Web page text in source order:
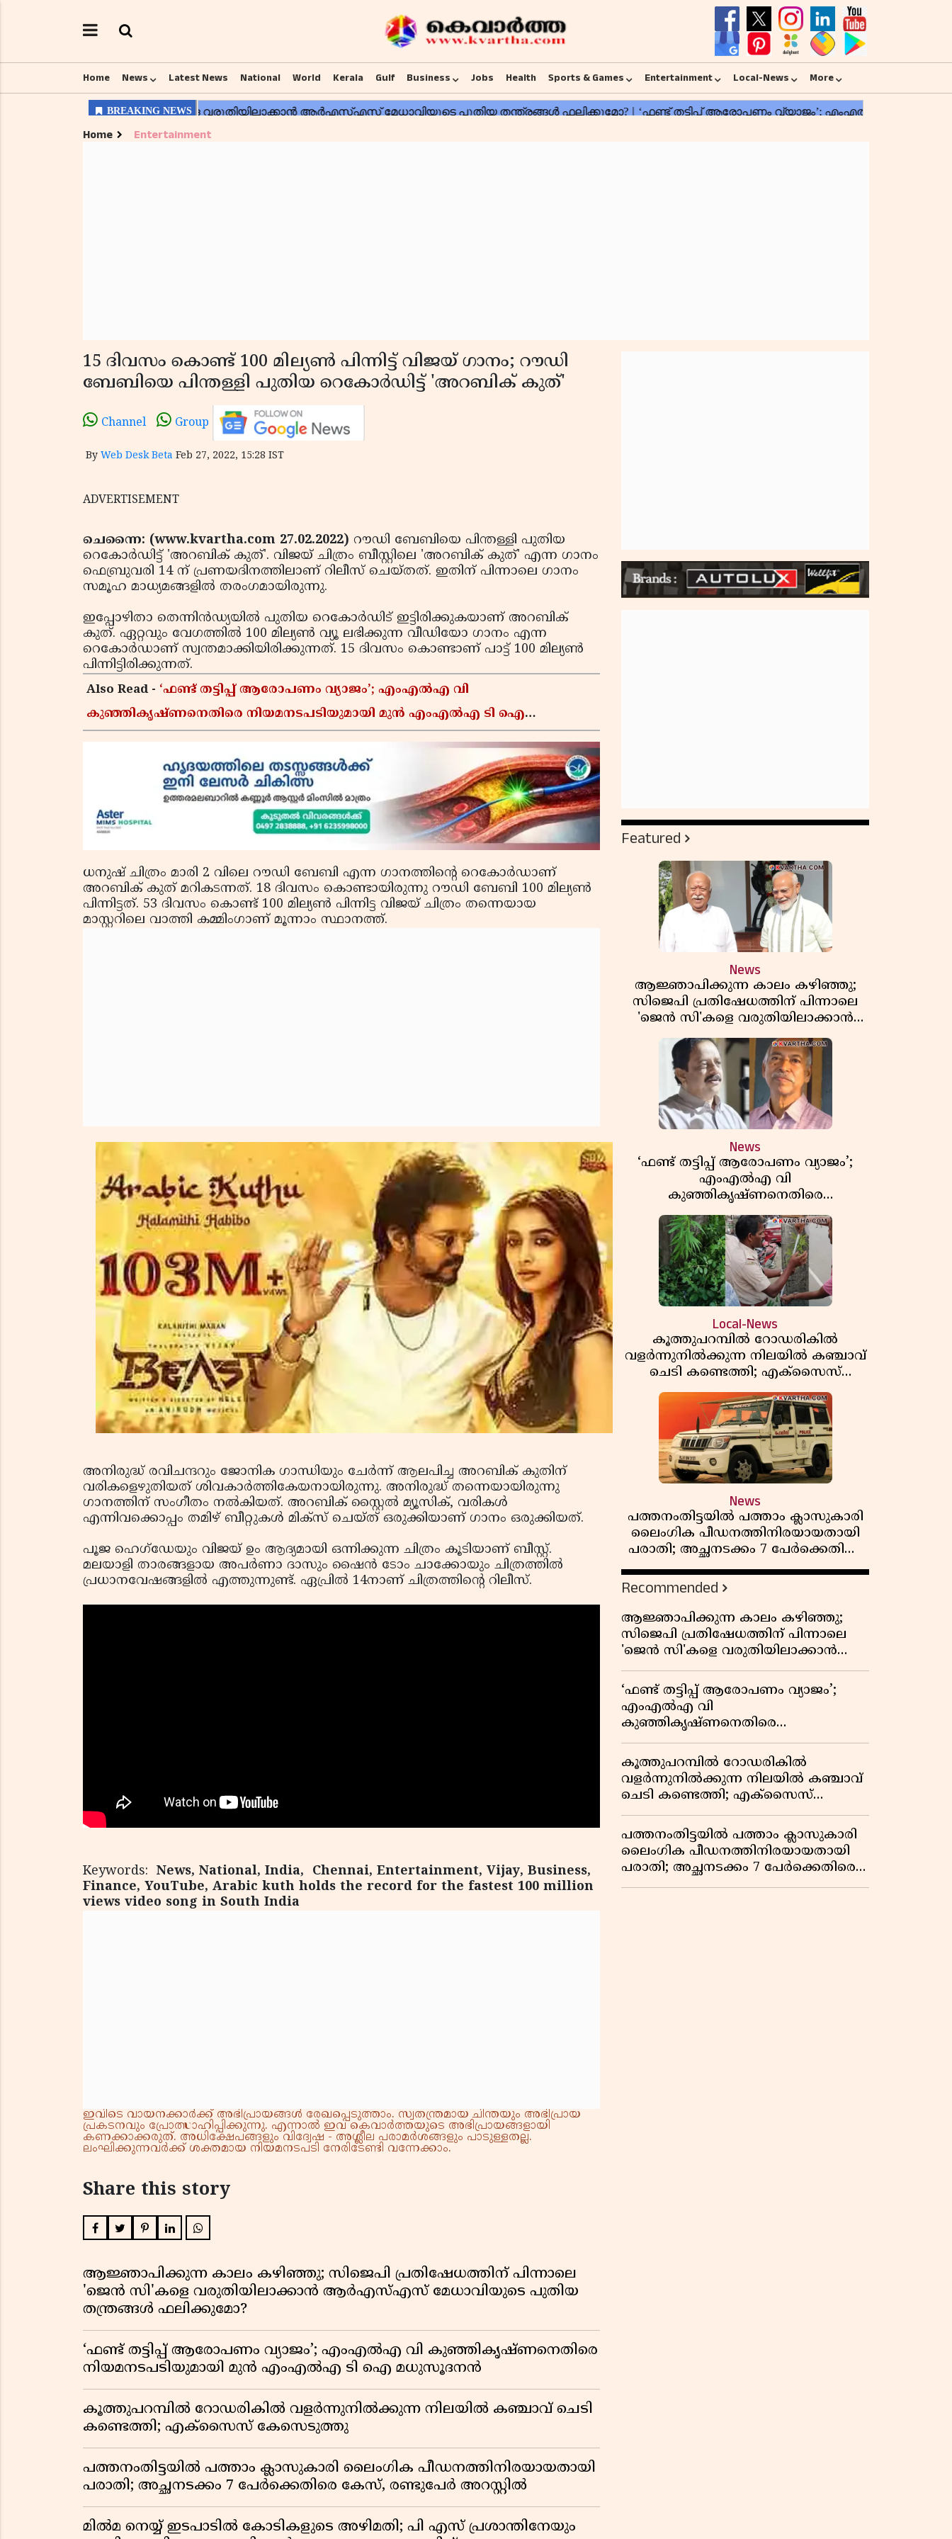
Home News Latest News National World Kerala Gulf Business Jobs Health Sports & Games Entertainment Local-News More
Home Entertainment
15 ദിവസം കൊണ്ട് 100 മില്യണ്‍ പിന്നിട്ട് വിജയ് ഗാനം; റൗഡി
ബേബിയെ പിന്തള്ളി പുതിയ റെകോര്‍ഡിട്ട് 'അറബിക് കുത്'
Channel Group
By Web Desk Beta Feb 27, 2022, 15:28 IST
ADVERTISEMENT
ചെന്നൈ: (www.kvartha.com 27.02.2022) റൗഡി ബേബിയെ പിന്തള്ളി പുതിയ
റെകോര്‍ഡിട്ട് 'അറബിക് കുത്'. വിജയ് ചിത്രം ബീസ്റ്റിലെ 'അറബിക് കുത്' എന്ന ഗാനം
ഫെബ്രുവരി 14 ന് പ്രണയദിനത്തിലാണ് റിലീസ് ചെയ്തത്. ഇതിന് പിന്നാലെ ഗാനം
സമൂഹ മാധ്യമങ്ങളില്‍ തരംഗമായിരുന്നു.
ഇപ്പോഴിതാ തെന്നിന്‍ഡ്യയില്‍ പുതിയ റെകോര്‍ഡിട് ഇട്ടിരിക്കുകയാണ് അറബിക്
കുത്. ഏറ്റവും വേഗത്തില്‍ 100 മില്യണ്‍ വ്യൂ ലഭിക്കുന്ന വീഡിയോ ഗാനം എന്ന
റെകോര്‍ഡാണ് സ്വന്തമാക്കിയിരിക്കുന്നത്. 15 ദിവസം കൊണ്ടാണ് പാട്ട് 100 മില്യണ്‍
പിന്നിട്ടിരിക്കുന്നത്.
Also Read - ‘ഫണ്ട് തട്ടിപ്പ് ആരോപണം വ്യാജം’; എംഎൽഎ വി
കുഞ്ഞികൃഷ്ണനെതിരെ നിയമനടപടിയുമായി മുൻ എംഎൽഎ ടി ഐ
മധുസൂദനൻ
ധനുഷ് ചിത്രം മാരി 2 വിലെ റൗഡി ബേബി എന്ന ഗാനത്തിന്റെ റെകോര്‍ഡാണ്
അറബിക് കുത് മറികടന്നത്. 18 ദിവസം കൊണ്ടായിരുന്നു റൗഡി ബേബി 100 മില്യണ്‍
പിന്നിട്ടത്. 53 ദിവസം കൊണ്ട് 100 മില്യണ്‍ പിന്നിട്ട വിജയ് ചിത്രം തന്നെയായ
മാസ്റ്ററിലെ വാത്തി കമ്മിംഗാണ് മൂന്നാം സ്ഥാനത്ത്.
അനിരുദ്ധ് രവിചന്ദറും ജോനിക ഗാന്ധിയും ചേര്‍ന്ന് ആലപിച്ച അറബിക് കുതിന്
വരികളെഴുതിയത് ശിവകാര്‍ത്തികേയനായിരുന്നു. അനിരുദ്ധ് തന്നെയായിരുന്നു
ഗാനത്തിന് സംഗീതം നല്‍കിയത്. അറബിക് സ്റ്റൈല്‍ മ്യൂസിക്, വരികള്‍
എന്നിവക്കൊപ്പം തമിഴ് ബീറ്റുകള്‍ മിക്സ് ചെയ്ത് ഒരുക്കിയാണ് ഗാനം ഒരുക്കിയത്.
പൂജ ഹെഗ്‌ഡേയും വിജയ് ഉം ആദ്യമായി ഒന്നിക്കുന്ന ചിത്രം കൂടിയാണ് ബീസ്റ്റ്.
മലയാളി താരങ്ങളായ അപര്‍ണാ ദാസും ഷൈന്‍ ടോം ചാക്കോയും ചിത്രത്തില്‍
പ്രധാനവേഷങ്ങളില്‍ എത്തുന്നുണ്ട്. ഏപ്രില്‍ 14നാണ് ചിത്രത്തിന്റെ റിലീസ്.
Keywords: News, National, India, Chennai, Entertainment, Vijay, Business,
Finance, YouTube, Arabic kuth holds the record for the fastest 100 million
views video song in South India
ഇവിടെ വായനക്കാർക്ക് അഭിപ്രായങ്ങൾ രേഖപ്പെടുത്താം. സ്വതന്ത്രമായ ചിന്തയും അഭിപ്രായ
പ്രകടനവും പ്രോത്സാഹിപ്പിക്കുന്നു. എന്നാൽ ഇവ കെവാർത്തയുടെ അഭിപ്രായങ്ങളായി
കണക്കാക്കരുത്. അധിക്ഷേപങ്ങളും വിദ്വേഷ - അശ്ലീല പരാമർശങ്ങളും പാടുള്ളതല്ല.
ലംഘിക്കുന്നവർക്ക് ശക്തമായ നിയമനടപടി നേരിടേണ്ടി വന്നേക്കാം.
Share this story
ആജ്ഞാപിക്കുന്ന കാലം കഴിഞ്ഞു; സിജെപി പ്രതിഷേധത്തിന് പിന്നാലെ
'ജെൻ സി'കളെ വരുതിയിലാക്കാൻ ആർഎസ്എസ് മേധാവിയുടെ പുതിയ
തന്ത്രങ്ങൾ ഫലിക്കുമോ?
‘ഫണ്ട് തട്ടിപ്പ് ആരോപണം വ്യാജം’; എംഎൽഎ വി കുഞ്ഞികൃഷ്ണനെതിരെ
നിയമനടപടിയുമായി മുൻ എംഎൽഎ ടി ഐ മധുസൂദനൻ
കൂത്തുപറമ്പിൽ റോഡരികിൽ വളർന്നുനിൽക്കുന്ന നിലയിൽ കഞ്ചാവ് ചെടി
കണ്ടെത്തി; എക്സൈസ് കേസെടുത്തു
പത്തനംതിട്ടയിൽ പത്താം ക്ലാസുകാരി ലൈംഗിക പീഡനത്തിനിരയായതായി
പരാതി; അച്ഛനടക്കം 7 പേർക്കെതിരെ കേസ്, രണ്ടുപേർ അറസ്റ്റിൽ
മിൽമ നെയ്യ് ഇടപാടിൽ കോടികളുടെ അഴിമതി; പി എസ് പ്രശാന്തിനേയും
Featured
News
ആജ്ഞാപിക്കുന്ന കാലം കഴിഞ്ഞു;
സിജെപി പ്രതിഷേധത്തിന് പിന്നാലെ
'ജെൻ സി'കളെ വരുതിയിലാക്കാൻ
ആർഎസ്എസ് മേധാവിയുടെ പുതിയ
തന്ത്രങ്ങൾ ഫലിക്കുമോ?
News
‘ഫണ്ട് തട്ടിപ്പ് ആരോപണം വ്യാജം’;
എംഎൽഎ വി
കുഞ്ഞികൃഷ്ണനെതിരെ
നിയമനടപടിയുമായി മുൻ എംഎൽഎ
ടി ഐ മധുസൂദനൻ
Local-News
കൂത്തുപറമ്പിൽ റോഡരികിൽ
വളർന്നുനിൽക്കുന്ന നിലയിൽ കഞ്ചാവ്
ചെടി കണ്ടെത്തി; എക്സൈസ്
കേസെടുത്തു
News
പത്തനംതിട്ടയിൽ പത്താം ക്ലാസുകാരി
ലൈംഗിക പീഡനത്തിനിരയായതായി
പരാതി; അച്ഛനടക്കം 7 പേർക്കെതിരെ
കേസ്, രണ്ടുപേർ അറസ്റ്റിൽ
Recommended
ആജ്ഞാപിക്കുന്ന കാലം കഴിഞ്ഞു;
സിജെപി പ്രതിഷേധത്തിന് പിന്നാലെ
'ജെൻ സി'കളെ വരുതിയിലാക്കാൻ
ആർഎസ്എസ് മേധാവിയുടെ പുതിയ
തന്ത്രങ്ങൾ ഫലിക്കുമോ?
‘ഫണ്ട് തട്ടിപ്പ് ആരോപണം വ്യാജം’;
എംഎൽഎ വി
കുഞ്ഞികൃഷ്ണനെതിരെ
നിയമനടപടിയുമായി മുൻ എംഎൽഎ
ടി ഐ മധുസൂദനൻ
കൂത്തുപറമ്പിൽ റോഡരികിൽ
വളർന്നുനിൽക്കുന്ന നിലയിൽ കഞ്ചാവ്
ചെടി കണ്ടെത്തി; എക്സൈസ്
കേസെടുത്തു
പത്തനംതിട്ടയിൽ പത്താം ക്ലാസുകാരി
ലൈംഗിക പീഡനത്തിനിരയായതായി
പരാതി; അച്ഛനടക്കം 7 പേർക്കെതിരെ
കേസ്, രണ്ടുപേർ അറസ്റ്റിൽ